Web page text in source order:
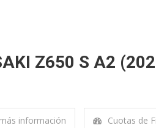
Z650 S A2
información Cuotas de